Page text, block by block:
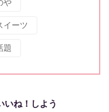
や
イーツ
題
いね！しよう